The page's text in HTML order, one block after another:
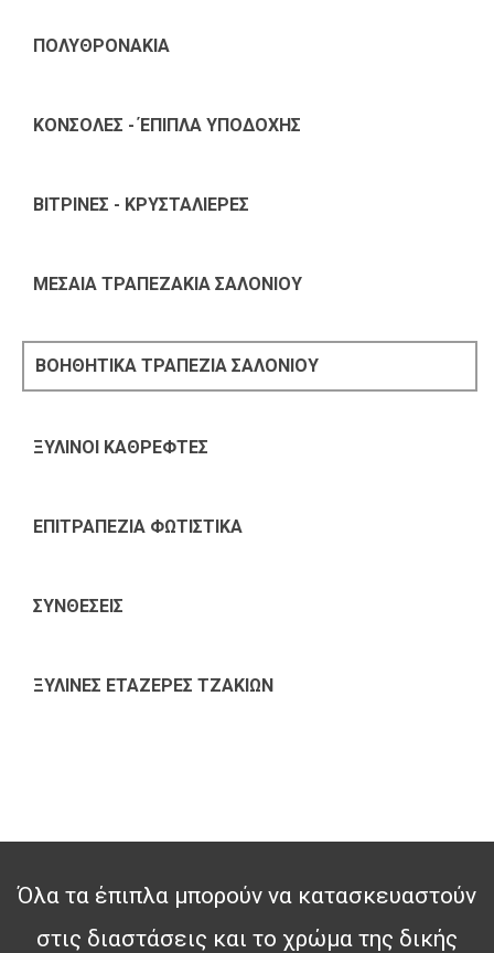
ΠΟΛΥΘΡΟΝΑΚΙΑ
ΚΟΝΣΟΛΕΣ - ΈΠΙΠΛΑ ΥΠΟΔΟΧΗΣ
ΒΙΤΡΙΝΕΣ - ΚΡΥΣΤΑΛΙΕΡΕΣ
ΜΕΣΑΙΑ ΤΡΑΠΕΖΑΚΙΑ ΣΑΛΟΝΙΟΥ
ΒΟΗΘΗΤΙΚΑ ΤΡΑΠΕΖΙΑ ΣΑΛΟΝΙΟΥ
ΞΥΛΙΝΟΙ ΚΑΘΡΕΦΤΕΣ
ΕΠΙΤΡΑΠΕΖΙΑ ΦΩΤΙΣΤΙΚΑ
ΣΥΝΘΕΣΕΙΣ
ΞΥΛΙΝΕΣ ΕΤΑΖΕΡΕΣ ΤΖΑΚΙΩΝ
Όλα τα έπιπλα μπορούν να κατασκευαστούν
στις διαστάσεις και το χρώμα της δικής